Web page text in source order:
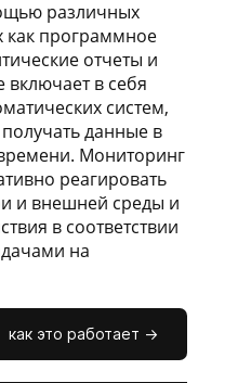
различных
как программное
отчеты и
в себя
систем,
данные в
Мониторинг
реагировать
и внешней среды и
в соответствии
на
как это работает ->